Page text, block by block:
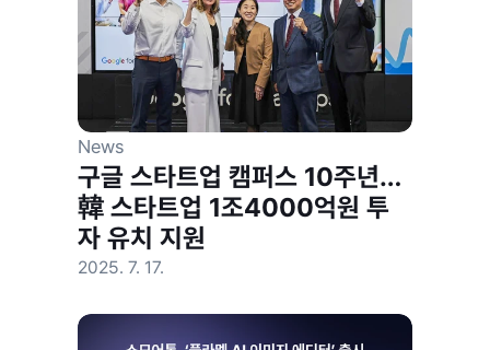
News
구글 스타트업 캠퍼스 10주년…
韓 스타트업 1조4000억원 투
자 유치 지원
2025. 7. 17.